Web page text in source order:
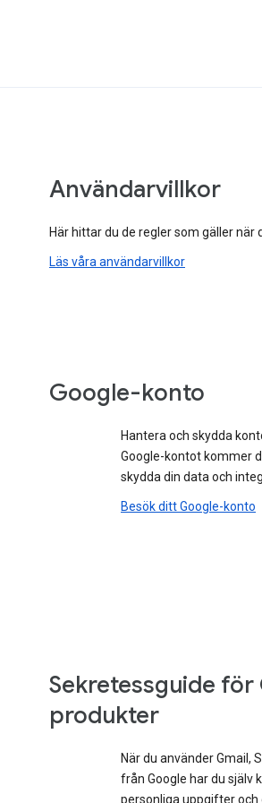
Användarvillkor
Här hittar du de regler som gäller när
Läs våra användarvillkor
Google-konto
Hantera och skydda
Google-kontot kommer
skydda din data och
Besök ditt Google-konto
Sekretessguide för
produkter
När du använder Gmail,
från Google har du själv
personliga uppgifter och